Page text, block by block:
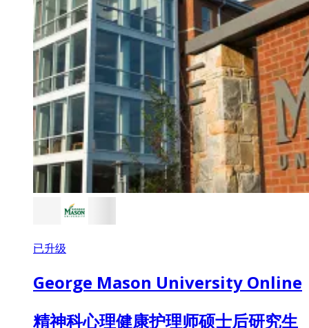
已升级
George Mason University Online
精神科心理健康护理师硕士后研究生